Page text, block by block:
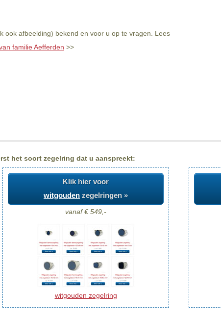
ook afbeelding) bekend en voor u op te vragen. Lees
familie Aefferden >>
het soort zegelring dat u aanspreekt:
Klik hier voor
witgouden zegelringen »
vanaf € 549,-
witgouden zegelring